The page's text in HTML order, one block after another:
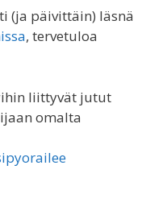
(ja päivittäin) läsnä
, tervetuloa
liittyvät jutut
omalta